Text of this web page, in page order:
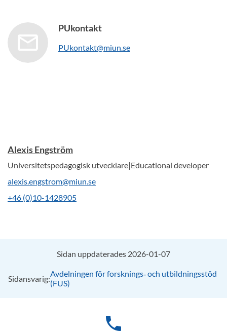
PUkontakt
PUkontakt@miun.se
Alexis Engström
Universitetspedagogisk utvecklare|Educational developer
alexis.engstrom@miun.se
+46 (0)10-1428905
Sidan uppdaterades 2026-01-07
Sidansvarig:Avdelningen för forsknings‑ och utbildningsstöd
(FUS)
phone